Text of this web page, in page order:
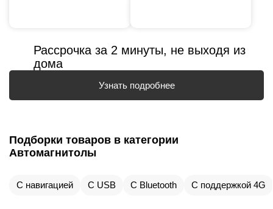
Рассрочка за 2 минуты, не выходя из
дома
Узнать подробнее
Подборки товаров в категории
Автомагнитолы
С навигацией С USB С Bluetooth С поддержкой 4G